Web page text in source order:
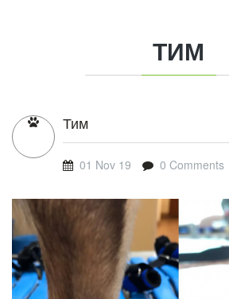
ТИМ
Тим
01 Nov 19 0 Comments